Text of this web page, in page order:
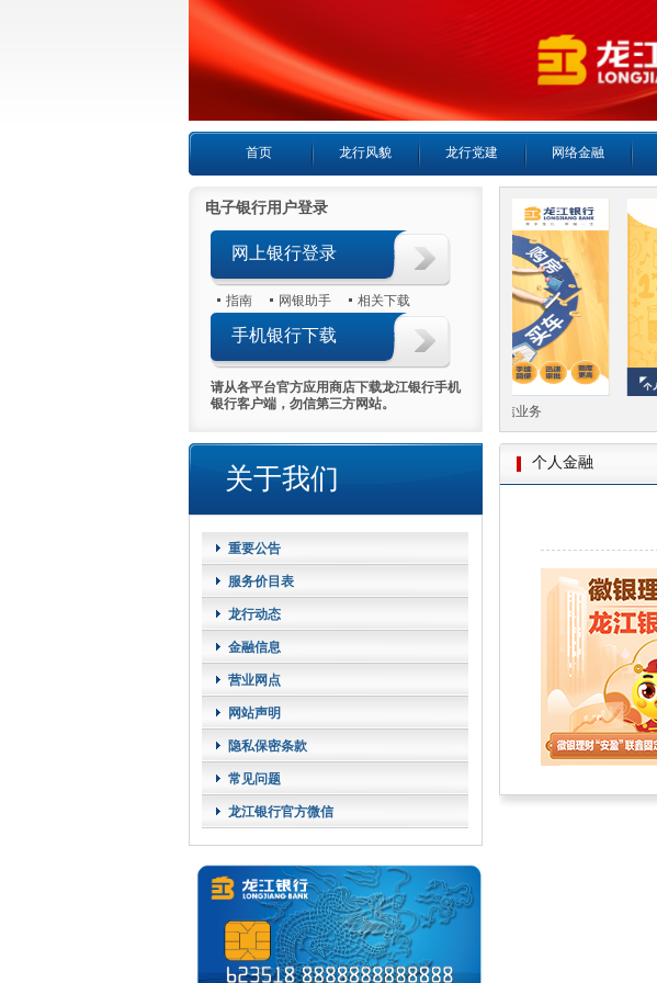
首页 龙行风貌 龙行党建 网络金融
电子银行用户登录
网上银行登录
指南 网银助手 相关下载
手机银行下载
请从各平台官方应用商店下载龙江银行手机
银行客户端，勿信第三方网站。
关于我们
重要公告
服务价目表
龙行动态
金融信息
营业网点
网站声明
隐私保密条款
常见问题
龙江银行官方微信
个人房产抵押贷款 个人循环授信业务
个人金融